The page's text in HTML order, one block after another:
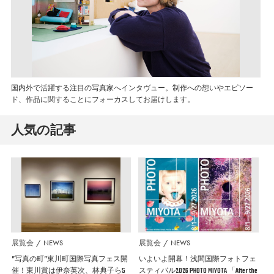
国内外で活躍する注目の写真家へインタヴュー。制作への想いやエピソー
ド、作品に関することにフォーカスしてお届けします。
人気の記事
展覧会 NEWS
”写真の町”東川町国際写真フェス開
催！東川賞は伊奈英次、林典子ら5
展覧会 NEWS
いよいよ開幕！浅間国際フォトフェ
スティバル2026 PHOTO MIYOTA 「After the